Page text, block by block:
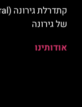
של גירונה
אודותינו